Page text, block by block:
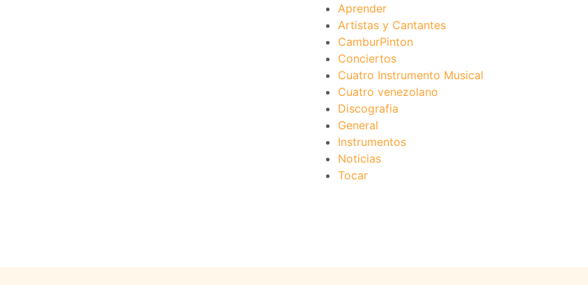
Aprender
Artistas y Cantantes
CamburPinton
Conciertos
Cuatro Instrumento Musical
Cuatro venezolano
Discografia
General
Instrumentos
Noticias
Tocar